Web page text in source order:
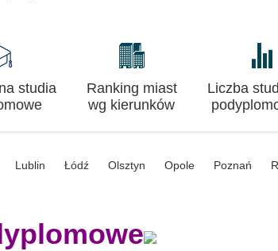
studia
Ranking miast
wg kierunków
Liczba
Lublin Łódź Olsztyn Opole Poznań